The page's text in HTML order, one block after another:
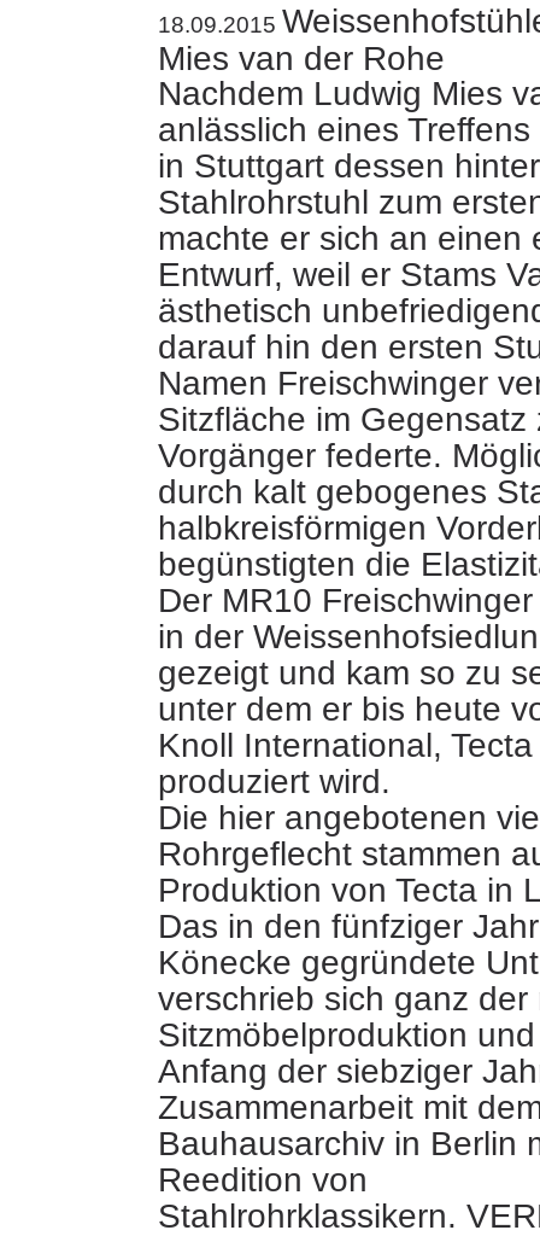
18.09.2015
Mies van der Rohe
Nachdem Ludwig Mies
anlässlich eines
in Stuttgart dessen
Stahlrohrstuhl zum
machte er sich an einen
Entwurf, weil er Stams
ästhetisch
darauf hin den ersten
Namen Freischwinger
Sitzfläche im Gegensatz
Vorgänger federte.
durch kalt gebogenes
halbkreisförmigen
begünstigten die
Der MR10
in der
gezeigt und kam so zu
unter dem er bis heute
Knoll International,
produziert wird.
Die hier angebotenen
Rohrgeflecht stammen
Produktion von Tecta in
Das in den fünfziger
Könecke gegründete
verschrieb sich ganz der
Sitzmöbelproduktion
Anfang der siebziger
Zusammenarbeit mit
Bauhausarchiv in Berlin
Reedition von
Stahlrohrklassikern.